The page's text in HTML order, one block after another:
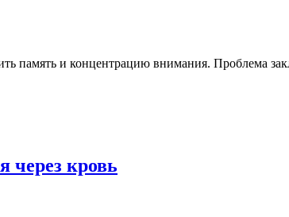
память и концентрацию внимания. Проблема
через кровь